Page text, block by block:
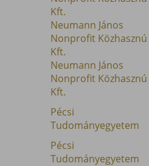
Kft.
Neumann János
Nonprofit Közhasznú
Kft.
Neumann János
Nonprofit Közhasznú
Kft.
Pécsi
Tudományegyetem
Pécsi
Tudományegyetem